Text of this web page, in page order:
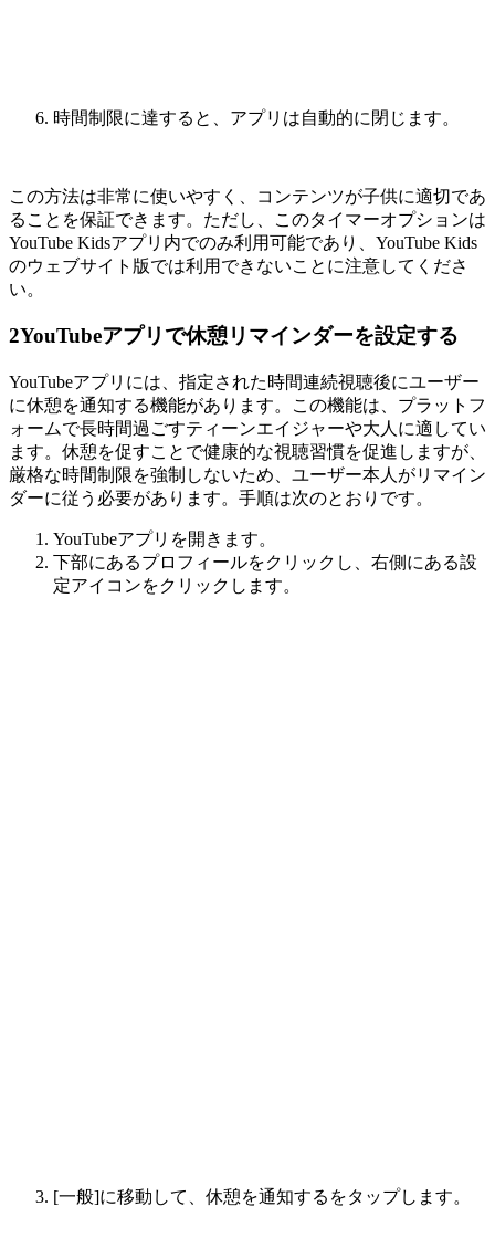
時間制限に達すると、アプリは自動的に閉じます。
この方法は非常に使いやすく、コンテンツが子供に適切であ
ることを保証できます。ただし、このタイマーオプションは
YouTube Kidsアプリ内でのみ利用可能であり、YouTube Kids
のウェブサイト版では利用できないことに注意してくださ
い。
2YouTubeアプリで休憩リマインダーを設定する
YouTubeアプリには、指定された時間連続視聴後にユーザー
に休憩を通知する機能があります。この機能は、プラットフ
ォームで長時間過ごすティーンエイジャーや大人に適してい
ます。休憩を促すことで健康的な視聴習慣を促進しますが、
厳格な時間制限を強制しないため、ユーザー本人がリマイン
ダーに従う必要があります。手順は次のとおりです。
YouTubeアプリを開きます。
下部にあるプロフィールをクリックし、右側にある設
定アイコンをクリックします。
[一般]に移動して、休憩を通知するをタップします。